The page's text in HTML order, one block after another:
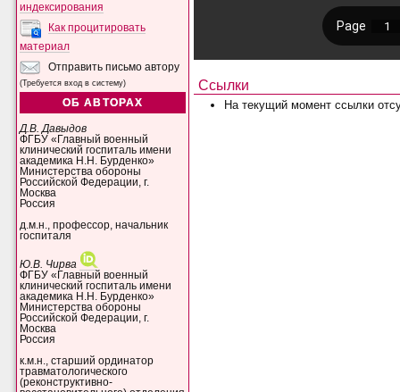
индексирования
Как процитировать
материал
Отправить письмо автору
(Требуется вход в систему)
ОБ АВТОРАХ
Д.В. Давыдов
ФГБУ «Главный военный
клинический госпиталь имени
академика Н.Н. Бурденко»
Министерства обороны
Российской Федерации, г.
Москва
Россия
д.м.н., профессор, начальник
госпиталя
Ю.В. Чирва
ФГБУ «Главный военный
клинический госпиталь имени
академика Н.Н. Бурденко»
Министерства обороны
Российской Федерации, г.
Москва
Россия
к.м.н., старший ординатор
травматологического
(реконструктивно-
Ссылки
На текущий момент ссылки